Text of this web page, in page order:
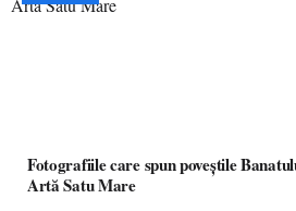
Fotografiile care spun poveștile
Artă Satu Mare